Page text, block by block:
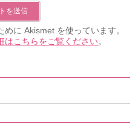
に Akismet を使っています。
はこちらをご覧ください。